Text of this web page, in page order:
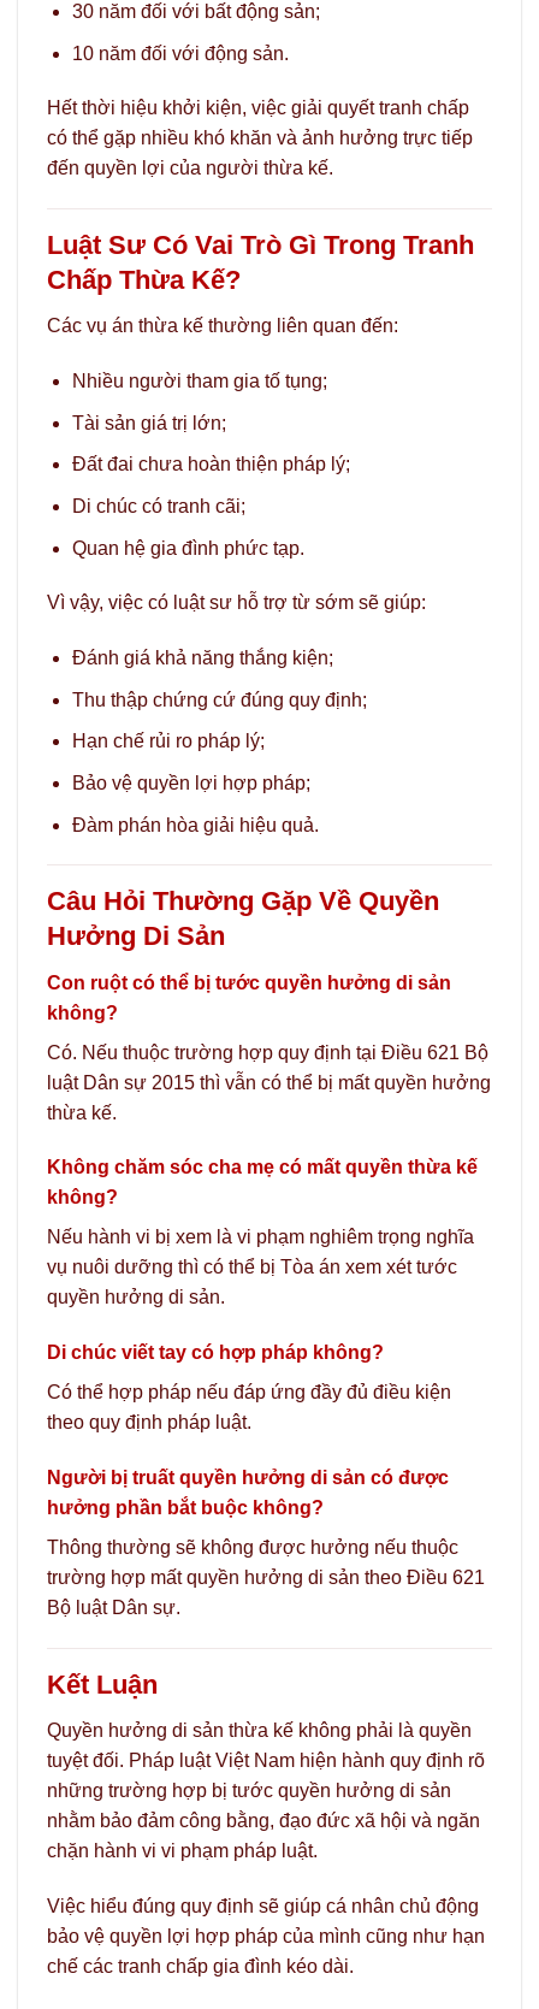
30 năm đối với bất động sản;
10 năm đối với động sản.
Hết thời hiệu khởi kiện, việc giải quyết tranh chấp
có thể gặp nhiều khó khăn và ảnh hưởng trực tiếp
đến quyền lợi của người thừa kế.
Luật Sư Có Vai Trò Gì Trong Tranh
Chấp Thừa Kế?
Các vụ án thừa kế thường liên quan đến:
Nhiều người tham gia tố tụng;
Tài sản giá trị lớn;
Đất đai chưa hoàn thiện pháp lý;
Di chúc có tranh cãi;
Quan hệ gia đình phức tạp.
Vì vậy, việc có luật sư hỗ trợ từ sớm sẽ giúp:
Đánh giá khả năng thắng kiện;
Thu thập chứng cứ đúng quy định;
Hạn chế rủi ro pháp lý;
Bảo vệ quyền lợi hợp pháp;
Đàm phán hòa giải hiệu quả.
Câu Hỏi Thường Gặp Về Quyền
Hưởng Di Sản
Con ruột có thể bị tước quyền hưởng di sản
không?
Có. Nếu thuộc trường hợp quy định tại Điều 621 Bộ
luật Dân sự 2015 thì vẫn có thể bị mất quyền hưởng
thừa kế.
Không chăm sóc cha mẹ có mất quyền thừa kế
không?
Nếu hành vi bị xem là vi phạm nghiêm trọng nghĩa
vụ nuôi dưỡng thì có thể bị Tòa án xem xét tước
quyền hưởng di sản.
Di chúc viết tay có hợp pháp không?
Có thể hợp pháp nếu đáp ứng đầy đủ điều kiện
theo quy định pháp luật.
Người bị truất quyền hưởng di sản có được
hưởng phần bắt buộc không?
Thông thường sẽ không được hưởng nếu thuộc
trường hợp mất quyền hưởng di sản theo Điều 621
Bộ luật Dân sự.
Kết Luận
Quyền hưởng di sản thừa kế không phải là quyền
tuyệt đối. Pháp luật Việt Nam hiện hành quy định rõ
những trường hợp bị tước quyền hưởng di sản
nhằm bảo đảm công bằng, đạo đức xã hội và ngăn
chặn hành vi vi phạm pháp luật.
Việc hiểu đúng quy định sẽ giúp cá nhân chủ động
bảo vệ quyền lợi hợp pháp của mình cũng như hạn
chế các tranh chấp gia đình kéo dài.